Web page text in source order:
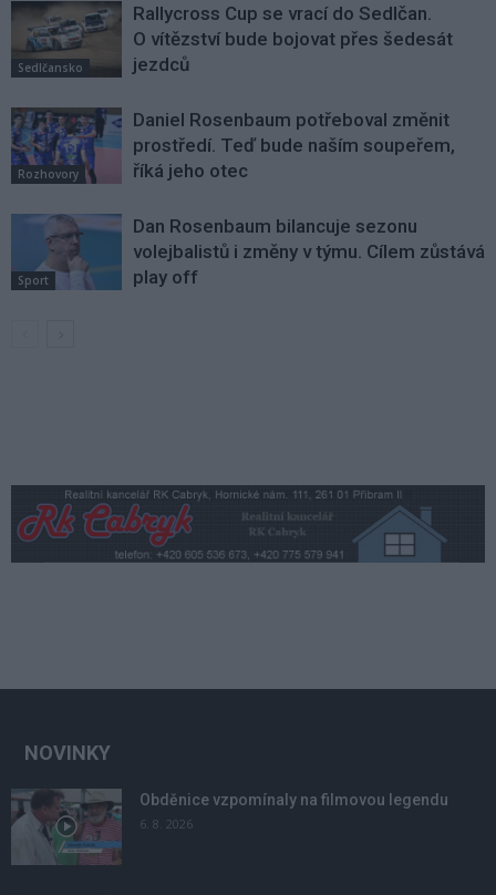
Sedlčansko
Rallycross Cup se vrací do Sedlčan.
O vítězství bude bojovat přes šedesát
jezdců
Rozhovory
Daniel Rosenbaum potřeboval změnit
prostředí. Teď bude naším soupeřem,
říká jeho otec
Sport
Dan Rosenbaum bilancuje sezonu
volejbalistů i změny v týmu. Cílem zůstává
play off
NOVINKY
Obděnice vzpomínaly na filmovou legendu
6. 8. 2026